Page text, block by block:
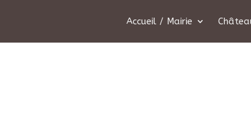
Accueil / Mairie